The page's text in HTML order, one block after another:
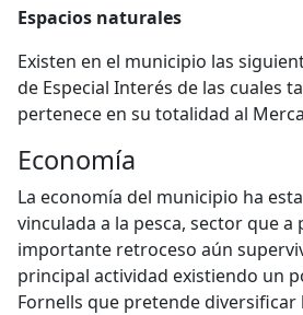
Espacios naturales
Existen en el municipio las
de Especial Interés de las cuales
pertenece en su totalidad al
Economía
La economía del municipio ha
vinculada a la pesca, sector que
importante retroceso aún
principal actividad existiendo un
Fornells que pretende diversificar